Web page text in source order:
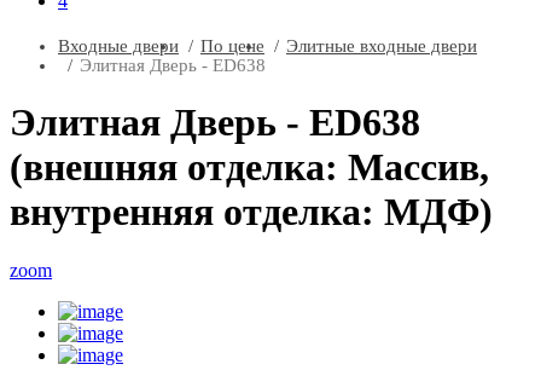
Входные двери По цене
Элитные входные двери
Элитная Дверь - ED638
Элитная Дверь - ED638
(внешняя отделка: Массив,
внутренняя отделка: МДФ)
zoom